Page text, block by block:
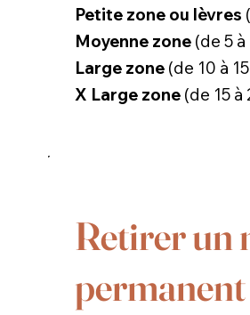
Petite zone ou lèvres
Moyenne zone (de 5 à
Large zone (de 10 à
X Large zone (de 15 à
Retirer un
permanent